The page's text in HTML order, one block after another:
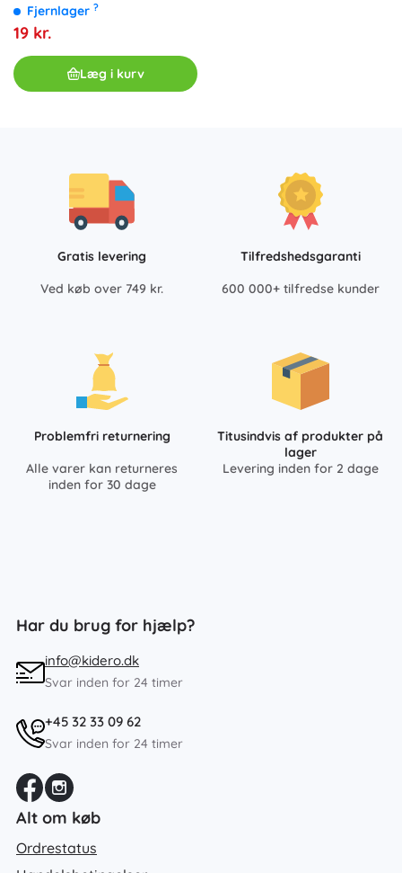
Fjernlager ?
19 kr.
Læg i kurv
Gratis levering
Ved køb over 749 kr.
Tilfredshedsgaranti
600 000+ tilfredse kunder
Problemfri returnering
Alle varer kan returneres
inden for 30 dage
Titusindvis af produkter på
lager
Levering inden for 2 dage
Har du brug for hjælp?
info@kidero.dk
Svar inden for 24 timer
+45 32 33 09 62
Svar inden for 24 timer
Alt om køb
Ordrestatus